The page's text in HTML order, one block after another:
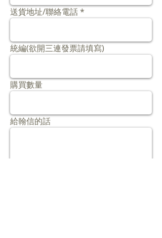
送貨地址/聯絡電話
統編(欲開三連發票請填寫)
購買數量
給翰信的話